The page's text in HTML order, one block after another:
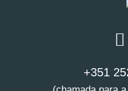
SAIBA MAIS
+351